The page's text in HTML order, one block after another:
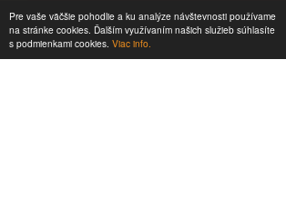
Pre vaše väčšie pohodlie a ku analýze návštevnosti používame
na stránke cookies. Ďalším využívaním našich služieb súhlasíte
s podmienkami cookies. Viac info.
created byCTS Europe s.r.o.